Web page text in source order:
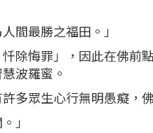
間最勝之福田。」
除悔罪」，因此在佛
波羅蜜。
多眾生心行無明愚癡，
」